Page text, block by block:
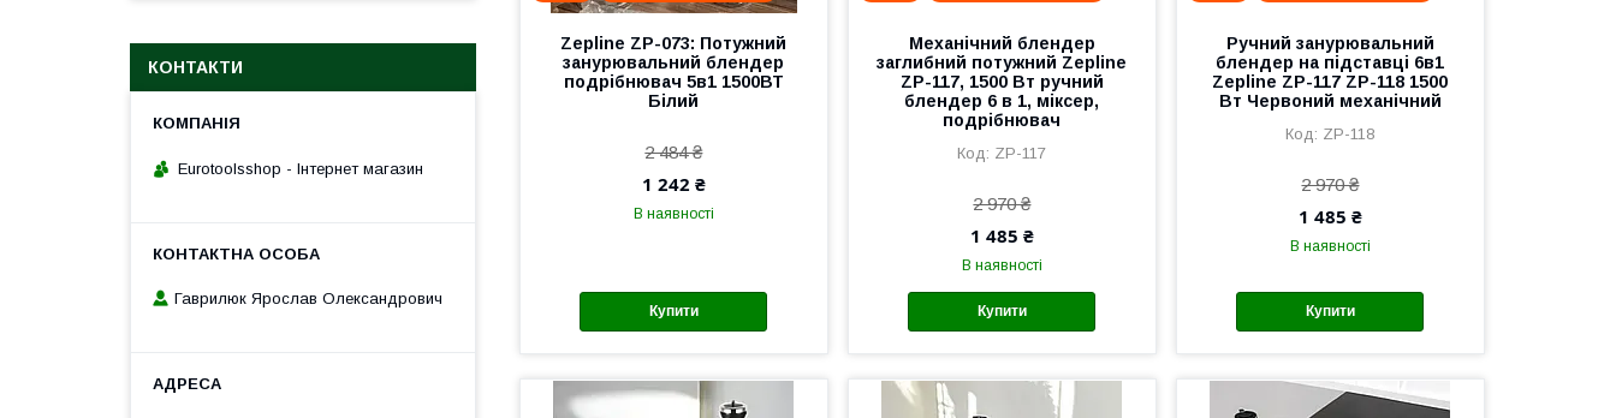
Zepline ZP-073: Потужний
занурювальний блендер
подрібнювач 5в1 1500ВТ
Білий
2 484 ₴
1 242 ₴
В наявності
Купити
Механічний блендер
заглибний потужний Zepline
ZP-117, 1500 Вт ручний
блендер 6 в 1, міксер,
подрібнювач
ZP-117
2 970 ₴
1 485 ₴
В наявності
Купити
Ручний занурювальний
блендер на підставці 6в1
Zepline ZP-117 ZP-118 1500
Вт Червоний механічний
ZP-118
2 970 ₴
1 485 ₴
В наявності
Купити
КОНТАКТИ
Eurotoolsshop - Інтернет магазин
Гаврилюк Ярослав Олександрович